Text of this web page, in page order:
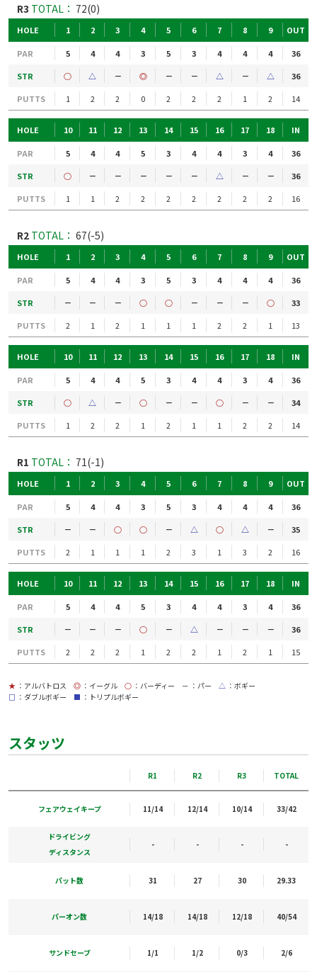
R3 TOTAL： 72(0)
HOLE 1 2 3 4 5 6 7 8 9 OUT
PAR 5 4 4 3 5 3 4 4 4
36
STR
○ △ － ◎ － － △ － △
36
PUTTS
1 2 2 0 2 2 2 1 2 14
HOLE 10 11 12 13 14 15 16 17 18 IN
PAR 5 4 4 5 3 4 4 3 4
36
STR
○ － － － － － △ － －
36
PUTTS
1 1 2 2 2 2 2 2 2 16
R2 TOTAL： 67(-5)
HOLE 1 2 3 4 5 6 7 8 9 OUT
PAR 5 4 4 3 5 3 4 4 4
36
STR
－ － － ○ ○ － － － ○
33
PUTTS
2 1 2 1 1 1 2 2 1 13
HOLE 10 11 12 13 14 15 16 17 18 IN
PAR 5 4 4 5 3 4 4 3 4
36
STR
○ △ － ○ － － ○ － －
34
PUTTS
1 2 2 1 2 1 1 2 2 14
R1 TOTAL： 71(-1)
HOLE 1 2 3 4 5 6 7 8 9 OUT
PAR 5 4 4 3 5 3 4 4 4
36
STR
－ － ○ ○ － △ ○ △ －
35
PUTTS
2 1 1 1 2 3 1 3 2 16
HOLE 10 11 12 13 14 15 16 17 18 IN
PAR 5 4 4 5 3 4 4 3 4
36
STR
－ － － ○ － △ － － －
36
PUTTS
2 2 2 1 2 2 1 2 1 15
★ ：アルバトロス ◎ ：イーグル ○ ：バーディー － ：パー △ ：ボギー
□ ：ダブルボギー ■ ：トリプルボギー
スタッツ
R1 R2 R3 TOTAL
フェアウェイキープ 11/14 12/14 10/14 33/42
ドライビング
ディスタンス
- - - -
パット数 31 27 30 29.33
パーオン数 14/18 14/18 12/18 40/54
サンドセーブ 1/1 1/2 0/3 2/6